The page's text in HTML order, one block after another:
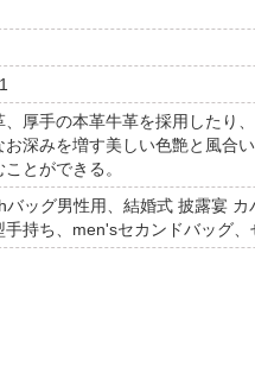
厚手の本革牛革を採用したり
深みを増す美しい色艶と風合
とができる。
ッグ男性用、結婚式 披露宴
手持ち、men'sセカンドバッグ